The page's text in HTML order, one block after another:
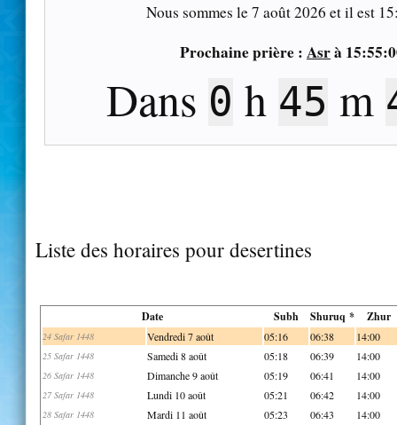
Nous sommes le7 août 2026 et il est
Prochaine prière : Asrà
Dans 0 h 45 m
Liste des horaires pour desertines
Date Subh Shuruq * Zhur
24 Safar 1448 Vendredi 7 août 05:16 06:38 14:00
25 Safar 1448 Samedi 8 août 05:18 06:39 14:00
26 Safar 1448 Dimanche 9 août 05:19 06:41 14:00
27 Safar 1448 Lundi 10 août 05:21 06:42 14:00
28 Safar 1448 Mardi 11 août 05:23 06:43 14:00